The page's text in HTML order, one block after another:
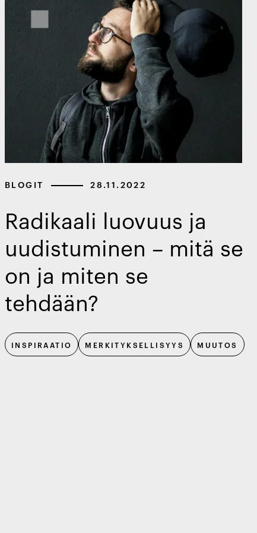
BLOGIT 28.11.2022
Radikaali luovuus ja
uudistuminen – mitä se
on ja miten se
tehdään?
INSPIRAATIO MERKITYKSELLISYYS MUUTOS